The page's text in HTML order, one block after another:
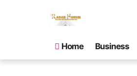
Home Business